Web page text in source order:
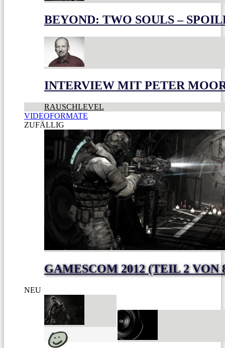
BEYOND: TWO SOULS –
INTERVIEW MIT PETER
RAUSCHLEVEL
VIDEOFORMATE
ZUFÄLLIG
GAMESCOM 2012 (TEIL 2 VON
NEU